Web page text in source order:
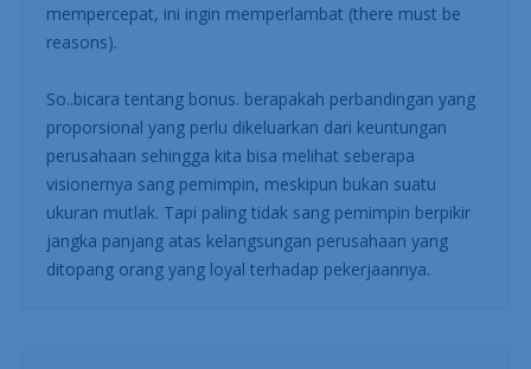
mempercepat, ini ingin memperlambat (there must be
reasons).
So..bicara tentang bonus. berapakah perbandingan yang
proporsional yang perlu dikeluarkan dari keuntungan
perusahaan sehingga kita bisa melihat seberapa
visionernya sang pemimpin, meskipun bukan suatu
ukuran mutlak. Tapi paling tidak sang pemimpin berpikir
jangka panjang atas kelangsungan perusahaan yang
ditopang orang yang loyal terhadap pekerjaannya.